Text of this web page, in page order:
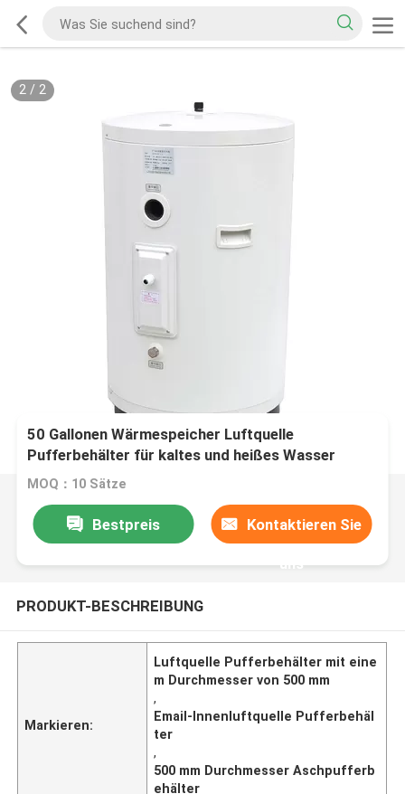
2/ 2
50 Gallonen Wärmespeicher Luftquelle
Pufferbehälter für kaltes und heißes Wasser
System
MOQ：10 Sätze
Bestpreis Kontaktieren Sie
uns
PRODUKT-BESCHREIBUNG
Markieren:
Luftquelle Pufferbehälter mit eine
m Durchmesser von 500 mm
,
Email-Innenluftquelle Pufferbehäl
ter
,
500 mm Durchmesser Aschpufferb
ehälter